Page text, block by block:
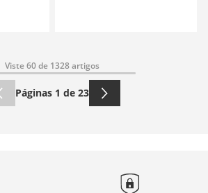
Viste 60 de 1328 artigos
Páginas 1 de 23